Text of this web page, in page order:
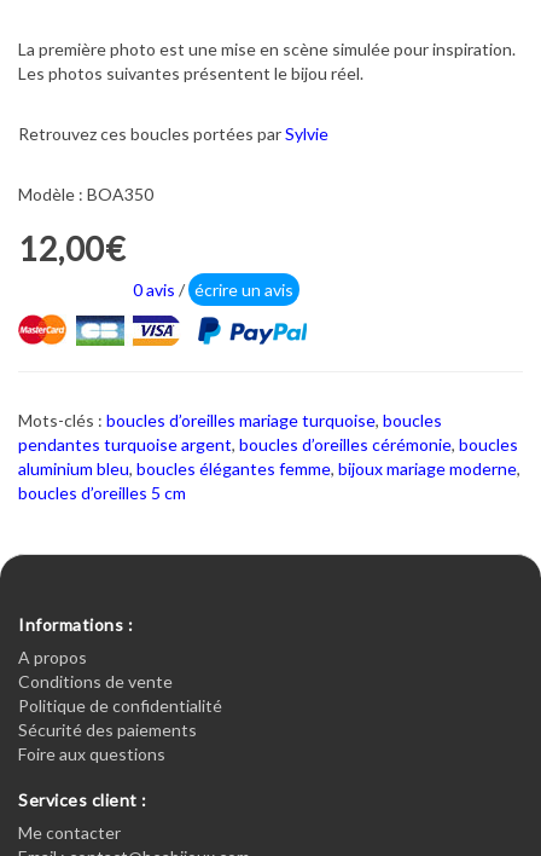
La première photo est une mise en scène simulée pour inspiration.
Les photos suivantes présentent le bijou réel.
Retrouvez ces boucles portées parSylvie
Modèle : BOA350
12,00€
0 avis / écrire un avis
Mots-clés : boucles d’oreilles mariage turquoise, boucles
pendantes turquoise argent, boucles d’oreilles cérémonie, boucles
aluminium bleu, boucles élégantes femme, bijoux mariage moderne,
boucles d’oreilles 5 cm
Informations :
A propos
Conditions de vente
Politique de confidentialité
Sécurité des paiements
Foire aux questions
Services client :
Me contacter